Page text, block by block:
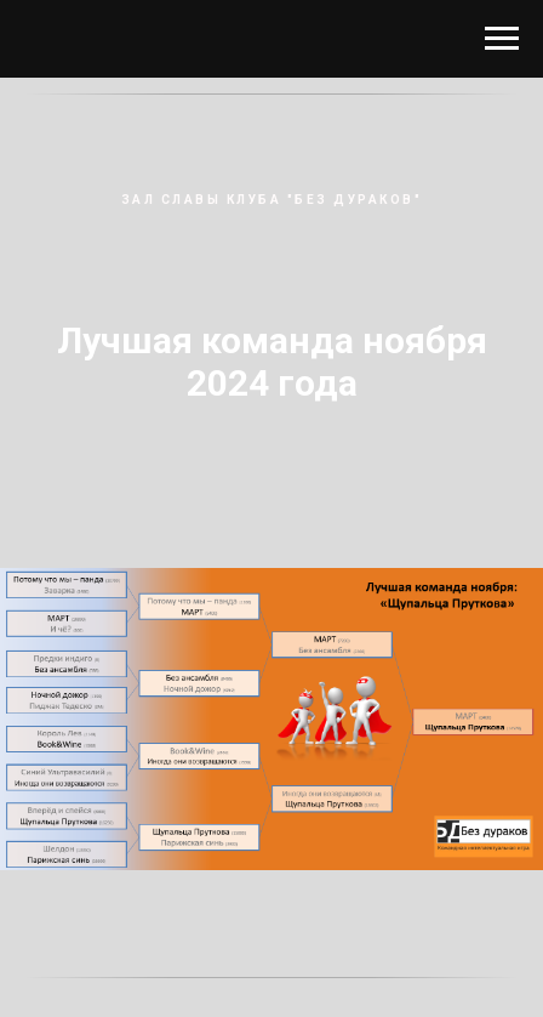
ЗАЛ СЛАВЫ КЛУБА "БЕЗ ДУРАКОВ"
Лучшая команда ноября
2024 года